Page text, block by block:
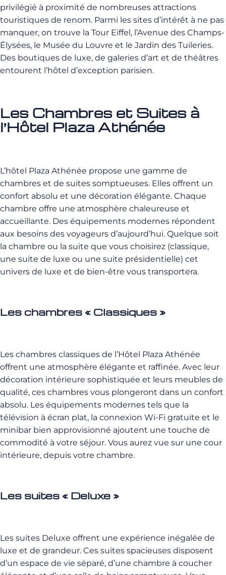
privilégié à proximité de nombreuses attractions
touristiques de renom. Parmi les sites d’intérêt à ne pas
manquer, on trouve la Tour Eiffel, l’Avenue des Champs-
Élysées, le Musée du Louvre et le Jardin des Tuileries.
Des boutiques de luxe, de galeries d’art et de théâtres
entourent l’hôtel d’exception parisien.
Les Chambres et Suites à
l’Hôtel Plaza Athénée
L’hôtel Plaza Athénée propose une gamme de
chambres et de suites somptueuses. Elles offrent un
confort absolu et une décoration élégante. Chaque
chambre offre une atmosphère chaleureuse et
accueillante. Des équipements modernes répondent
aux besoins des voyageurs d’aujourd’hui. Quelque soit
la chambre ou la suite que vous choisirez (classique,
une suite de luxe ou une suite présidentielle) cet
univers de luxe et de bien-être vous transportera.
Les chambres « Classiques »
Les chambres classiques de l’Hôtel Plaza Athénée
offrent une atmosphère élégante et raffinée. Avec leur
décoration intérieure sophistiquée et leurs meubles de
qualité, ces chambres vous plongeront dans un confort
absolu. Les équipements modernes tels que la
télévision à écran plat, la connexion Wi-Fi gratuite et le
minibar bien approvisionné ajoutent une touche de
commodité à votre séjour. Vous aurez vue sur une cour
intérieure, depuis votre chambre.
Les suites « Deluxe »
Les suites Deluxe offrent une expérience inégalée de
luxe et de grandeur. Ces suites spacieuses disposent
d’un espace de vie séparé, d’une chambre à coucher